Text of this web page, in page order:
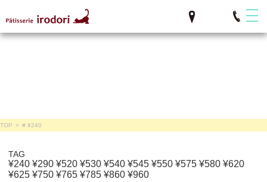
TOP > # ¥240
TAG
¥240 ¥290 ¥520 ¥530 ¥540 ¥545 ¥550 ¥575 ¥580 ¥620
¥625 ¥750 ¥765 ¥785 ¥860 ¥960